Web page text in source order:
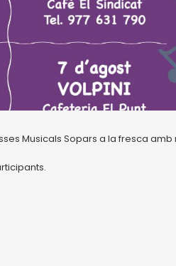
Musicals Sopars a la fresca amb